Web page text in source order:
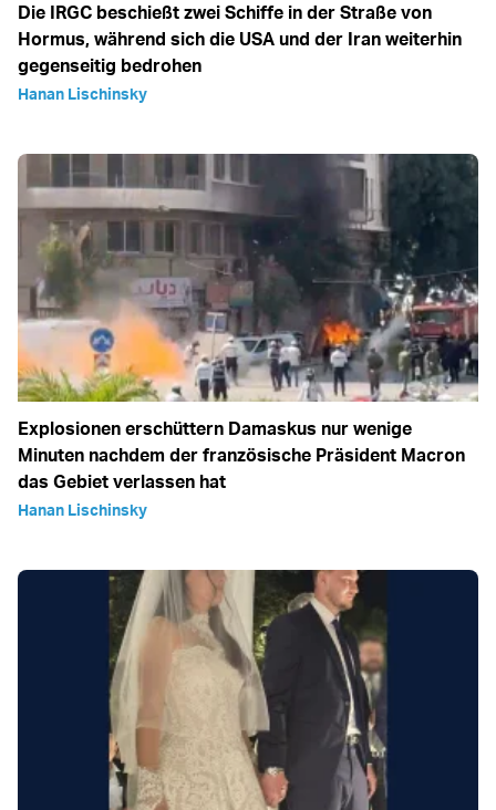
Die IRGC beschießt zwei Schiffe in der Straße von
Hormus, während sich die USA und der Iran weiterhin
gegenseitig bedrohen
Hanan Lischinsky
Explosionen erschüttern Damaskus nur wenige
Minuten nachdem der französische Präsident Macron
das Gebiet verlassen hat
Hanan Lischinsky